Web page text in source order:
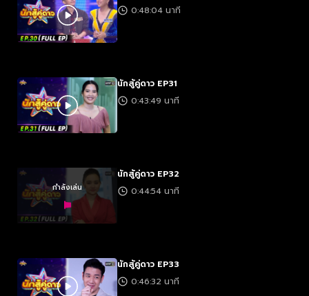
0:48:04 นาที
นักสู้คู่ดาว EP31
0:43:49 นาที
กำลังเล่น
นักสู้คู่ดาว EP32
0:44:54 นาที
นักสู้คู่ดาว EP33
0:46:32 นาที